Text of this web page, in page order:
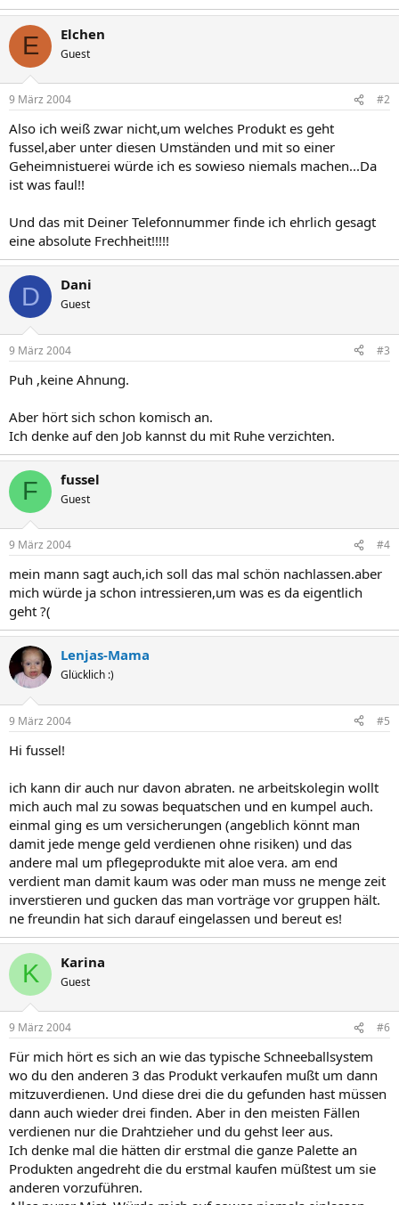
E Elchen
Guest
9 März 2004 #2
Also ich weiß zwar nicht,um welches Produkt es geht
fussel,aber unter diesen Umständen und mit so einer
Geheimnistuerei würde ich es sowieso niemals machen...Da
ist was faul!!
Und das mit Deiner Telefonnummer finde ich ehrlich gesagt
eine absolute Frechheit!!!!!
D Dani
Guest
9 März 2004 #3
Puh ,keine Ahnung.
Aber hört sich schon komisch an.
Ich denke auf den Job kannst du mit Ruhe verzichten.
F fussel
Guest
9 März 2004 #4
mein mann sagt auch,ich soll das mal schön nachlassen.aber
mich würde ja schon intressieren,um was es da eigentlich
geht ?(
Lenjas-Mama
Glücklich :)
9 März 2004 #5
Hi fussel!
ich kann dir auch nur davon abraten. ne arbeitskolegin wollt
mich auch mal zu sowas bequatschen und en kumpel auch.
einmal ging es um versicherungen (angeblich könnt man
damit jede menge geld verdienen ohne risiken) und das
andere mal um pflegeprodukte mit aloe vera. am end
verdient man damit kaum was oder man muss ne menge zeit
inverstieren und gucken das man vorträge vor gruppen hält.
ne freundin hat sich darauf eingelassen und bereut es!
K Karina
Guest
9 März 2004 #6
Für mich hört es sich an wie das typische Schneeballsystem
wo du den anderen 3 das Produkt verkaufen mußt um dann
mitzuverdienen. Und diese drei die du gefunden hast müssen
dann auch wieder drei finden. Aber in den meisten Fällen
verdienen nur die Drahtzieher und du gehst leer aus.
Ich denke mal die hätten dir erstmal die ganze Palette an
Produkten angedreht die du erstmal kaufen müßtest um sie
anderen vorzuführen.